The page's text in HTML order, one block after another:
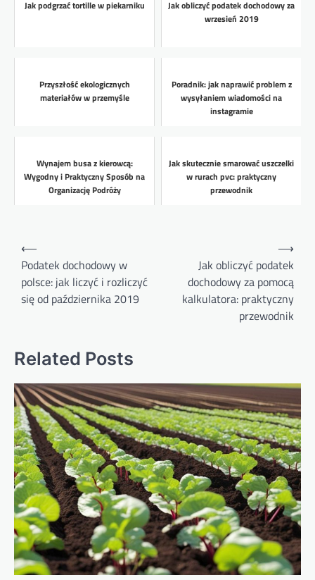
Jak podgrzać tortille w piekarniku
Jak obliczyć podatek dochodowy za
wrzesień 2019
Przyszłość ekologicznych
materiałów w przemyśle
Poradnik: jak naprawić problem z
wysyłaniem wiadomości na
instagramie
Wynajem busa z kierowcą:
Wygodny i Praktyczny Sposób na
Organizację Podróży
Jak skutecznie smarować uszczelki
w rurach pvc: praktyczny
przewodnik
Nawigacja
wpisu
⟵
Podatek dochodowy w
polsce: jak liczyć i rozliczyć
się od października 2019
Jak obliczyć podatek
dochodowy za pomocą
kalkulatora: praktyczny
przewodnik
⟶
Related Posts